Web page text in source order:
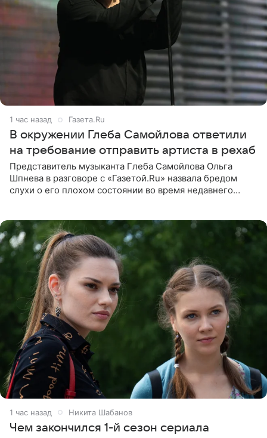
1 час назад Газета.Ru
В окружении Глеба Самойлова ответили
на требование отправить артиста в рехаб
Представитель музыканта Глеба Самойлова Ольга
Шпнева в разговоре с «Газетой.Ru» назвала бредом
слухи о его плохом состоянии во время недавнего
1 час назад Никита Шабанов
Чем закончился 1-й сезон сериала